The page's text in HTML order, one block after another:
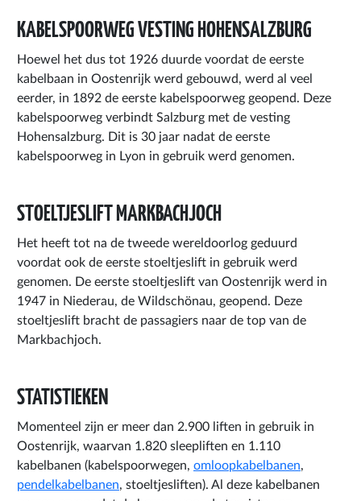
KABELSPOORWEG VESTING HOHENSALZBURG
Hoewel het dus tot 1926 duurde voordat de eerste
kabelbaan in Oostenrijk werd gebouwd, werd al veel
eerder, in 1892 de eerste kabelspoorweg geopend. Deze
kabelspoorweg verbindt Salzburg met de vesting
Hohensalzburg. Dit is 30 jaar nadat de eerste
kabelspoorweg in Lyon in gebruik werd genomen.
STOELTJESLIFT MARKBACHJOCH
Het heeft tot na de tweede wereldoorlog geduurd
voordat ook de eerste stoeltjeslift in gebruik werd
genomen. De eerste stoeltjeslift van Oostenrijk werd in
1947 in Niederau, de Wildschönau, geopend. Deze
stoeltjeslift bracht de passagiers naar de top van de
Markbachjoch.
STATISTIEKEN
Momenteel zijn er meer dan 2.900 liften in gebruik in
Oostenrijk, waarvan 1.820 sleepliften en 1.110
kabelbanen (kabelspoorwegen, omloopkabelbanen,
pendelkabelbanen, stoeltjesliften). Al deze kabelbanen